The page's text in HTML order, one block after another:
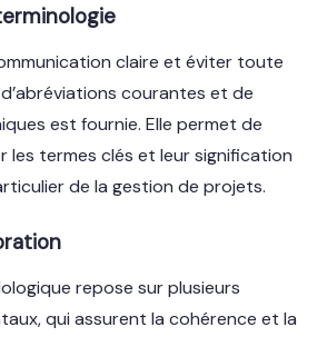
claire et éviter toute
courantes et de
est fournie. Elle permet de
les termes clés et leur signification
de la gestion de projets.
repose sur plusieurs
qui assurent la cohérence et la